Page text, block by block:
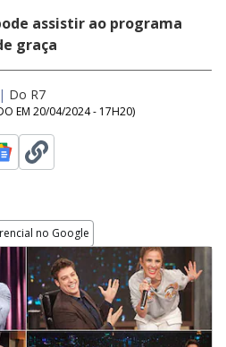
assistir ao programa
graça
| Do R7
EM 20/04/2024 - 17H20)
no Google